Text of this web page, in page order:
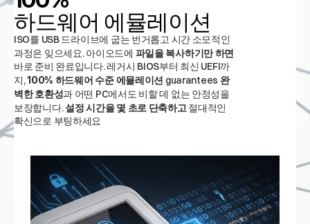
하드웨어 에뮬레이션
ISO를 USB 드라이브에 굽는 번거롭고 시간 소모적인
과정은 잊으세요. 아이오드에 파일을 복사하기만 하면
바로 준비 완료입니다. 레거시 BIOS부터 최신 UEFI까
지,100% 하드웨어 수준 에뮬레이션 guarantees 완
벽한 호환성과 어떤 PC에서도 비할 데 없는 안정성을
보장합니다.설정 시간을 몇 초로 단축하고절대적인
확신으로 부팅하세요